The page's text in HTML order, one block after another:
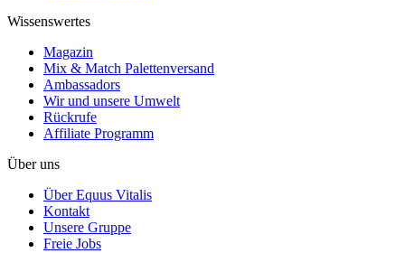
Wissenswertes
Magazin
Mix & Match Palettenversand
Ambassadors
Wir und unsere Umwelt
Rückrufe
Affiliate Programm
Über uns
Über Equus Vitalis
Kontakt
Unsere Gruppe
Freie Jobs